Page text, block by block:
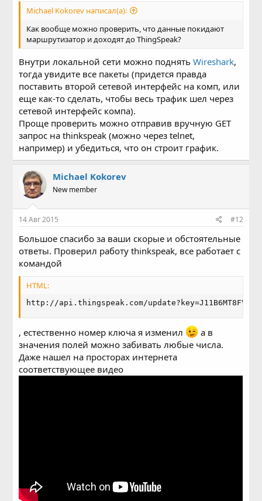
Michael Kokorev написал(а):
Как вообще можно проверить, что данные покидают
маршрутизатор и доходят до ThingSpeak?
Внутри локальной сети можно поднятьWireshark,
тогда увидите все пакеты (придется правда
поставить второй сетевой интерфейс на комп, или
еще как-то сделать, чтобы весь трафик шел через
сетевой интерфейс компа).
Проще проверить можно отправив вручную GET
запрос на thinkspeak (можно через telnet,
например) и убедиться, что он строит график.
Michael Kokorev
New member
14 Авг 2015 #12
Большое спасибо за ваши скорые и обстоятельные
ответы. Проверил работу thinkspeak, все работает с
командой
HTML:
http://api.thingspeak.com/
, естественно номер ключа я изменил
а в
значения полей можно забивать любые числа.
Даже нашел на просторах интернета
соответствующее видео